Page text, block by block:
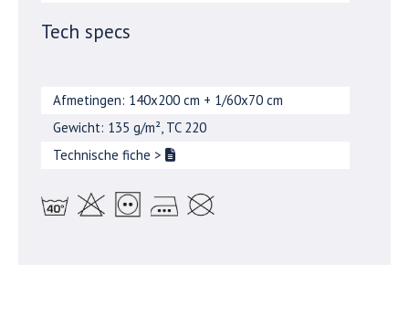
Tech specs
Afmetingen: 140x200 cm + 1/60x70 cm
Gewicht: 135 g/m², TC 220
Technische fiche >